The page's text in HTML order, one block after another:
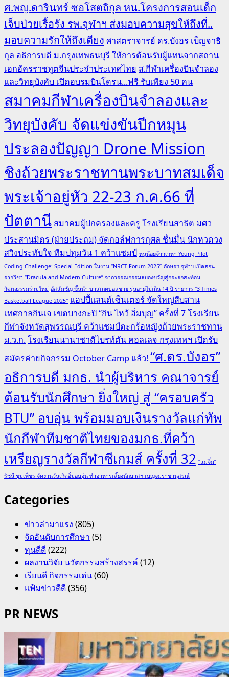
ศ.พญ.ดารินทร์ ซอโสตถิกุล หน.โครงการสอนเด็ก
เจ็บป่วยเรื้อรัง รพ.จุฬาฯ ส่งมอบความสุขให้ถึงที่..
มอบความรักให้ถึงเตียง ศาสตราจารย์ ดร.บังอร เบ็ญจาธิ
กุล อธิการบดี ม.กรุงเทพธนบุรี ให้การต้อนรับผู้แทนจากสถาน
เอกอัครราชทูตจีนประจำประเทศไทย ส.กีฬาเครื่องบินจำลอง
และวิทยุบังคับ เปิดอบรมบินโดรน...ฟรี รับเพียง 50 คน
สมาคมกีฬาเครื่องบินจำลองและ
วิทยุบังคับ จัดแข่งขันปีกหมุน
ประลองปัญญา Drone Mission
ชิงถ้วยพระราชทานพระบาทสมเด็จ
พระเจ้าอยู่หัว 22-23 ก.ค.66 ที่
ปัตตานี สมาคมผู้ปกครองและครู โรงเรียนสาธิต มศว
ประสานมิตร (ฝ่ายประถม) จัดกอล์ฟการกุศล ชื่นมื่น นักหวดวง
สวิงประทับใจ ทีมปทุมวัน 1 คว้าแชมป์ หนูน้อยจ้าวเวหา Young Pilot
Coding Challenge: Special Edition ในงาน “NRCT Forum 2025” อักษรฯ จุฬาฯ เปิดสอน
รายวิชา “Dracula and Modern Culture” จากวรรณกรรมสยองขวัญสู่กระจกสะท้อน
วัฒนธรรมร่วมใหม่ อัสสัมชัญ ขึ้นนำ บาสเกตบอลชาย รุ่นอายุไม่เกิน 14 ปี รายการ "3 Times
Basketball League 2025" แฮปปี้แลนด์เซ็นเตอร์ จัดใหญ่สืบสาน
เทศกาลกินเจ เขตบางกะปิ “กิน ไหว้ อิ่มบุญ” ครั้งที่ 7โรงเรียน
กีฬาจังหวัดสุพรรณบุรี คว้าแชมป์ตะกร้อหญิงถ้วยพระราชทาน
ม.ว.ก.โรงเรียนนานาชาติไบรท์ตัน คอลเลจ กรุงเทพฯ เปิดรับ
สมัครค่ายกิจกรรม October Camp แล้ว!“ศ.ดร.บังอร”
อธิการบดี มกธ. นำผู้บริหาร คณาจารย์
ต้อนรับนักศึกษา ยิ่งใหญ่ สู่ “ครอบครัว
BTU” อบอุ่น พร้อมมอบเงินรางวัลแก่ทัพ
นักกีฬาทีมชาติไทยของมกธ.ที่คว้า
เหรียญรางวัลกีฬาซีเกมส์ ครั้งที่ 32 “แม่จิ๋ม”
รัชนี ชุมเพ็ชร จัดงานวันเกิดอิ่มอบอุ่น ทำอาหารเลี้ยงนักบาสฯ เบญจมราชานุสรณ์
Categories
ข่าวล่ามาแรง (805)
จัดอันดับการศึกษา (5)
ทุนดีดี(222)
ผลงานวิจัย นวัตกรรมสร้างสรรค์ (12)
เรียนดี กิจกรรมเด่น(60)
แฟ้มข่าวดีดี(356)
PR NEWS